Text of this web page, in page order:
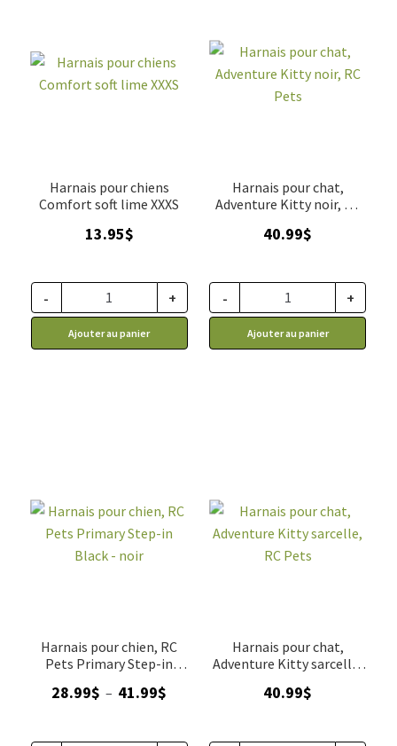
Harnais pour chiens
Comfort soft lime XXXS
13.95$
- +
Ajouter au panier
Harnais pour chat,
Adventure Kitty noir, RC
40.99$
- +
Ajouter au panier
Harnais pour chien, RC
Pets Primary Step-in
28.99$ – 41.99$
Harnais pour chat,
Adventure Kitty sarcelle,
40.99$